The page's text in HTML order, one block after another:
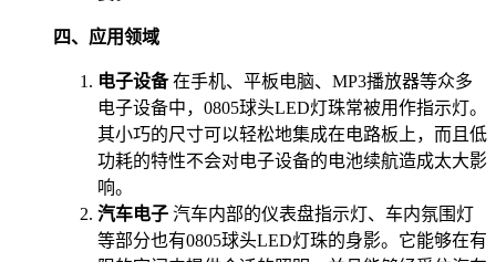
四、应用领域
电子设备在手机、平板电脑、MP3播放器等众多
电子设备中，0805球头LED灯珠常被用作指示灯。
其小巧的尺寸可以轻松地集成在电路板上，而且低
功耗的特性不会对电子设备的电池续航造成太大影
响。
汽车电子 汽车内部的仪表盘指示灯、车内氛围灯
等部分也有0805球头LED灯珠的身影。它能够在有